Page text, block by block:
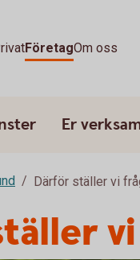
FöretagOm oss
Er
Därför ställer vi